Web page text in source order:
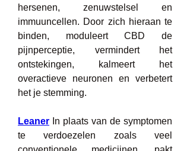
hersenen, zenuwstelsel en
immuuncellen. Door zich hieraan te
binden, moduleert CBD de
pijnperceptie, vermindert het
ontstekingen, kalmeert het
overactieve neuronen en verbetert
het je stemming.
Leaner In plaats van de symptomen
te verdoezelen zoals veel